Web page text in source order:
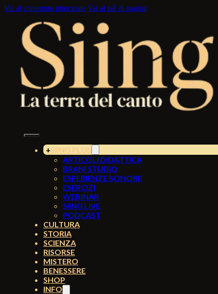
Vai al contenuto principale Vai al piè di pagina
SIING PLUS
ARTICOLI DIDATTICA
BRANI STUDIO
ESPERIENZE SONORE
ESERCIZI
WEBINAR
SIING LIVE
PODCAST
CULTURA
STORIA
SCIENZA
RISORSE
MISTERO
BENESSERE
SHOP
INFO